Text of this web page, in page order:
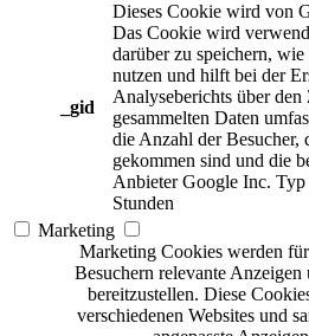
_gid
Dieses Cookie wird von
Das Cookie wird
darüber zu speichern,
nutzen und hilft bei der
Analyseberichts über
gesammelten Daten
die Anzahl der Besucher,
gekommen sind und die
Anbieter Google Inc. Typ
Stunden
Marketing
Marketing Cookies werden
Besuchern relevante
bereitzustellen. Diese
verschiedenen Websites und